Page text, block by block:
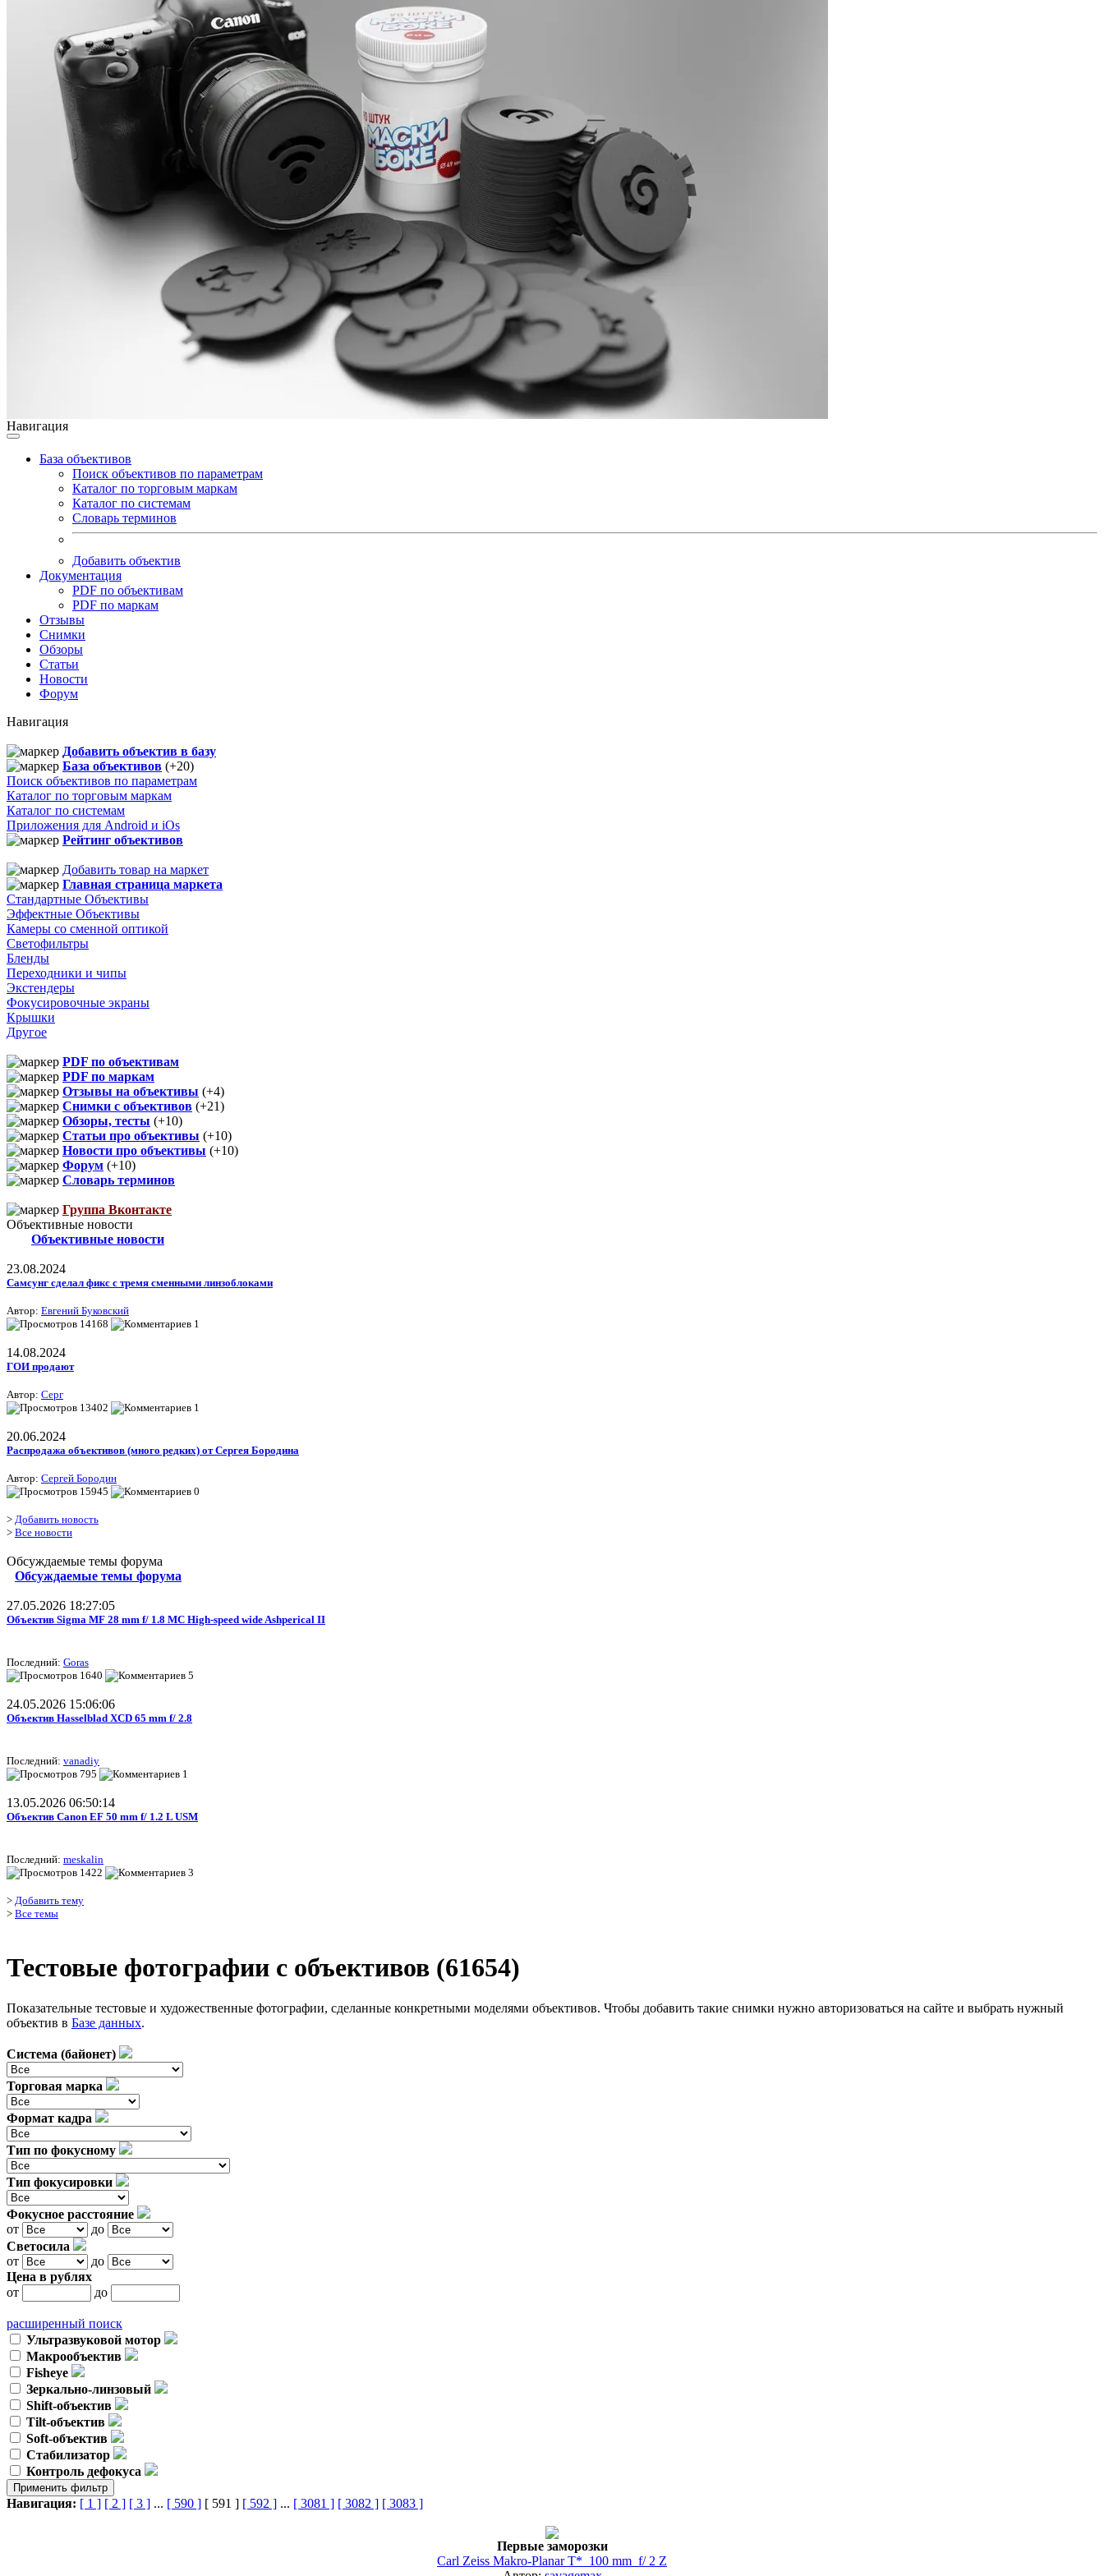
Навигация
База объективов
Поиск объективов по параметрам
Каталог по торговым маркам
Каталог по системам
Словарь терминов
Добавить объектив
Документация
PDF по объективам
PDF по маркам
Отзывы
Снимки
Обзоры
Статьи
Новости
Форум
Навигация
Добавить объектив в базу
База объективов (+20)
Поиск объективов по параметрам
Каталог по торговым маркам
Каталог по системам
Приложения для Android и iOs
Рейтинг объективов
Добавить товар на маркет
Главная страница маркета
Стандартные Объективы
Эффектные Объективы
Камеры со сменной оптикой
Светофильтры
Бленды
Переходники и чипы
Экстендеры
Фокусировочные экраны
Крышки
Другое
PDF по объективам
PDF по маркам
Отзывы на объективы (+4)
Снимки с объективов (+21)
Обзоры, тесты (+10)
Статьи про объективы (+10)
Новости про объективы (+10)
Форум (+10)
Словарь терминов
Группа Вконтакте
Объективные новости
Объективные новости
23.08.2024
Самсунг сделал фикс с тремя сменными линзоблоками
Автор: Евгений Буковский
14168
1
14.08.2024
ГОИ продают
Автор: Серг
13402
1
20.06.2024
Распродажа объективов (много редких) от Сергея Бородина
Автор: Сергей Бородин
15945
0
> Добавить новость
> Все новости
Обсуждаемые темы форума
Обсуждаемые темы форума
27.05.2026 18:27:05
Объектив Sigma MF 28 mm f/ 1.8 MC High-speed wide Ashperical II
Последний: Goras
1640
5
24.05.2026 15:06:06
Объектив Hasselblad XCD 65 mm f/ 2.8
Последний: vanadiy
795
1
13.05.2026 06:50:14
Объектив Canon EF 50 mm f/ 1.2 L USM
Последний: meskalin
1422
3
> Добавить тему
> Все темы
Тестовые фотографии с объективов (61654)
Показательные тестовые и художественные фотографии, сделанные конкретными моделями объективов. Чтобы добавить такие снимки нужно авторизоваться на сайте и выбрать нужный
объектив в Базе данных.
Система (байонет)
Торговая марка
Формат кадра
Тип по фокусному
Тип фокусировки
Фокусное расстояние
от
до
Светосила
от
до
Цена в рублях
от
до
расширенный поиск
Ультразвуковой мотор
Макрообъектив
Fisheye
Зеркально-линзовый
Shift-объектив
Tilt-объектив
Soft-объектив
Стабилизатор
Контроль дефокуса
Навигация: [ 1 ] [ 2 ] [ 3 ] ... [ 590 ] [ 591 ] [ 592 ] ... [ 3081 ] [ 3082 ] [ 3083 ]
Первые заморозки
Carl Zeiss Makro-Planar T* 100 mm f/ 2 Z